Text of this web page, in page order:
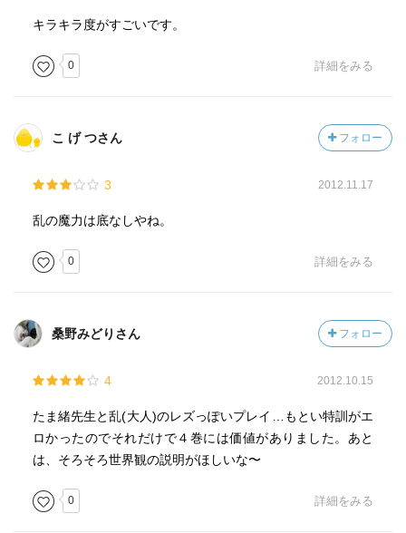
キラキラ度がすごいです。
0 詳細をみる
こ げ つさん フォロー
3 2012.11.17
乱の魔力は底なしやね。
0 詳細をみる
桑野みどりさん フォロー
4 2012.10.15
たま緒先生と乱(大人)のレズっぽいプレイ…もとい特訓がエ
ロかったのでそれだけで４巻には価値がありました。あと
は、そろそろ世界観の説明がほしいな〜
0 詳細をみる